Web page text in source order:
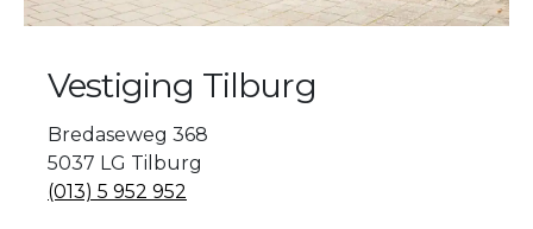
Vestiging Tilburg
Bredaseweg 368
5037 LG Tilburg
(013) 5 952 952